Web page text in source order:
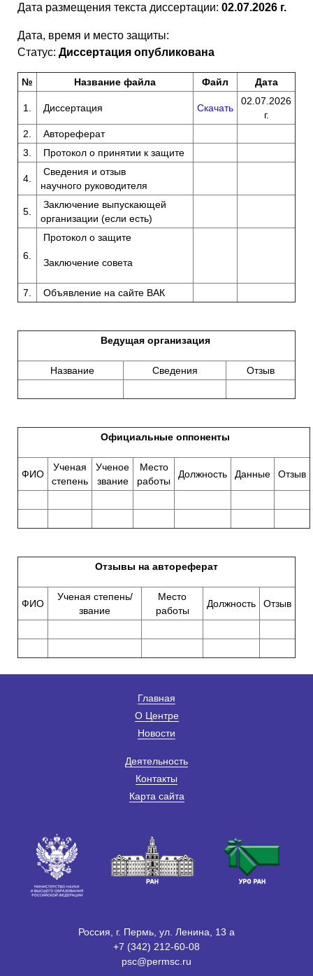
Дата размещения текста диссертации: 02.07.2026 г.
Дата, время и место защиты:
Статус: Диссертация опубликована
№ Название файла Файл Дата
1. Диссертация Скачать
02.07.2026
г.
2.
Автореферат
3.
Протокол о принятии к защите
4.
Сведения и отзыв
научного руководителя
5.
Заключение выпускающей
организации (если есть)
6.
Протокол о защите
Заключение совета
7. Объявление на сайте ВАК
Ведущая организация
Название Сведения Отзыв
Официальные оппоненты
ФИО
Ученая
степень
Ученое
звание
Место
работы
Должность Данные Отзыв
Отзывы на автореферат
ФИО
Ученая степень/
звание
Место
работы
Должность Отзыв
Главная
О Центре
Новости
Деятельность
Контакты
Карта сайта
Россия, г. Пермь, ул. Ленина, 13 а
+7 (342) 212-60-08
psc@permsc.ru